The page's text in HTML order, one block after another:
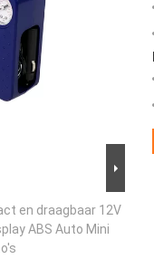
en draagbaar 12V
ABS Auto Mini